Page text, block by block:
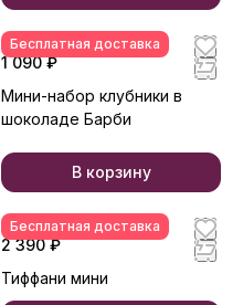
Бесплатная доставка
1 090 ₽
Мини-набор клубники в
шоколаде Барби
В корзину
Бесплатная доставка
2 390 ₽
Тиффани мини